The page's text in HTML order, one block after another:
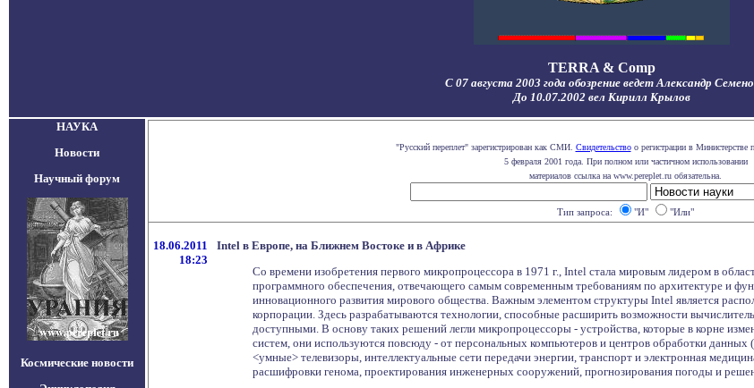
TERRA & Comp
С 07 августа 2003 года обозрение ведет Александр
До 10.07.2002 вел Кирилл Крылов
НАУКА
Новости
Научный форум
Космические новости
"Русский переплет" зарегистрирован как СМИ. Свидетельствоо регистрации в
5 февраля 2001 года. При полном или частичном использовании
материалов ссылка на www.pereplet.ru обязательна.
Тип запроса: "И" "Или"
18.06.2011
18:23
Intel в Европе, на Ближнем Востоке и в Африке
Со времени изобретения первого микропроцессора в 1971 г., Intel стала мировым лидером в
программного обеспечения, отвечающего самым современным требованиям по архитектуре и
инновационного развития мирового общества. Важным элементом структуры Intel является
корпорации. Здесь разрабатываются технологии, способные расширить возможности
доступными. В основу таких решений легли микропроцессоры - устройства, которые в корне
систем, они используются повсюду - от персональных компьютеров и центров обработки
<умные> телевизоры, интеллектуальные сети передачи энергии, транспорт и электронная
расшифровки генома, проектирования инженерных сооружений, прогнозирования погоды и